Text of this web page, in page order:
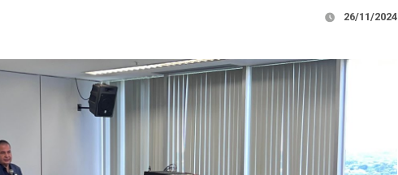
26/11/2024